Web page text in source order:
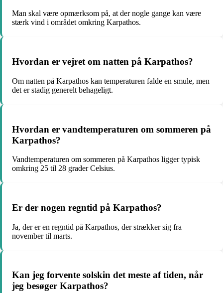
Man skal være opmærksom på, at der nogle gange kan være
stærk vind i området omkring Karpathos.
Hvordan er vejret om natten på Karpathos?
Om natten på Karpathos kan temperaturen falde en smule, men
det er stadig generelt behageligt.
Hvordan er vandtemperaturen om sommeren på
Karpathos?
Vandtemperaturen om sommeren på Karpathos ligger typisk
omkring 25 til 28 grader Celsius.
Er der nogen regntid på Karpathos?
Ja, der er en regntid på Karpathos, der strækker sig fra
november til marts.
Kan jeg forvente solskin det meste af tiden, når
jeg besøger Karpathos?